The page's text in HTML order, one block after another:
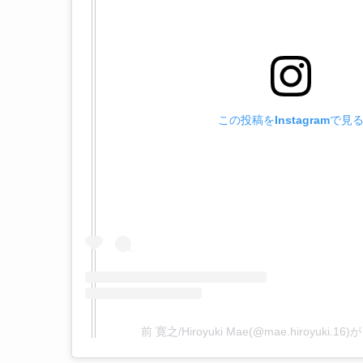
この投稿をInstagramで見る
前 寛之/Hiroyuki Mae(@mae.hiroyuki.16)